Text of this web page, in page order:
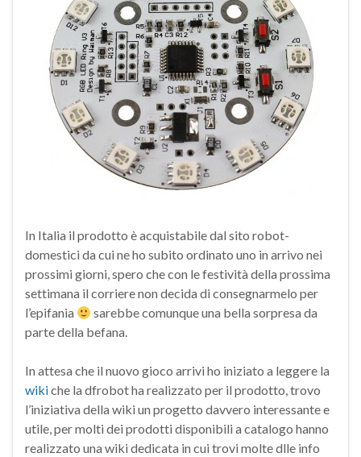
In Italia il prodotto è acquistabile dal sito robot-
domestici da cui ne ho subito ordinato uno in arrivo nei
prossimi giorni, spero che con le festività della prossima
settimana il corriere non decida di consegnarmelo per
l’epifania
sarebbe comunque una bella sorpresa da
parte della befana.
In attesa che il nuovo gioco arrivi ho iniziato a leggere la
wikiche la dfrobot ha realizzato per il prodotto, trovo
l’iniziativa della wiki un progetto davvero interessante e
utile, per molti dei prodotti disponibili a catalogo hanno
realizzato una wiki dedicata in cui trovi molte dlle info